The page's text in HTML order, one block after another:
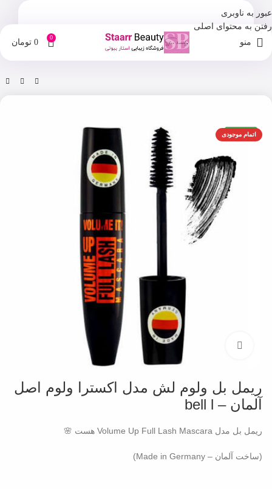
عبور به ناوبری
رفتن به محتوای اصلی
منو 0
0 تومان
خانه آرایش چشم و ابرو
اتمام موجودی
اورجینال
بزرگنمایی تصویر
ریمل بل ولوم لش مدل اکسترا ولوم اصل
آلمان – bell l
ریمل بل مدل Volume Up Full Lash Mascara هست 🌸
(ساخت آلمان – Made in Germany)